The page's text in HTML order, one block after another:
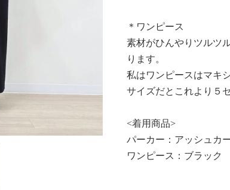
＊ワンピース
素材がひんやりツルツ
ります。
私はワンピースはマキ
サイズだとこれより５
<着用商品>
パーカー：アッシュカ
ワンピース：ブラッ